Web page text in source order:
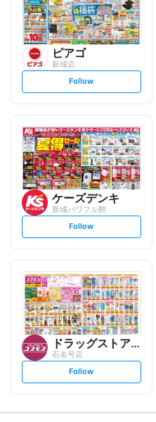
ピアゴ
新城店
s
t
l
o
w
Follow
ケーズデンキ
新城パワフル館
s
t
l
o
w
Follow
ドラッグストアコスモス
石名号店
s
t
Follow